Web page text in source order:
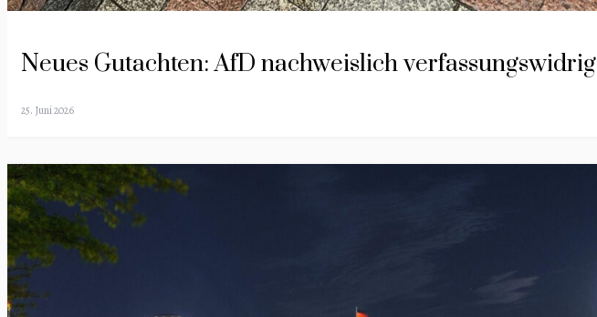
Neues Gutachten: AfD nachweislich verfassungswidrig
25. Juni 2026